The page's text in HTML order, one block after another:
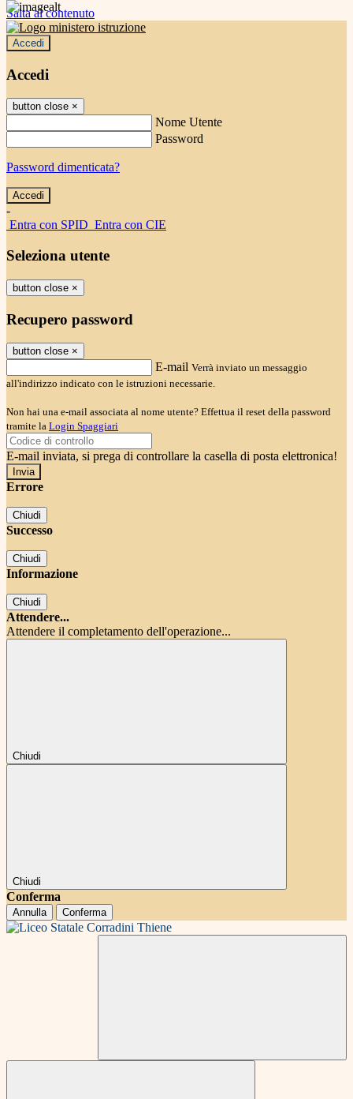
Salta al contenuto
Accedi
Accedi
button close ×
Nome Utente
Password
Password dimenticata?
-
Entra con SPID Entra con CIE
Seleziona utente
button close ×
Recupero password
button close ×
E-mail Verrà inviato un messaggio
all'indirizzo indicato con le istruzioni necessarie.
Non hai una e-mail associata al nome utente? Effettua il reset della password
tramite la Login Spaggiari
E-mail inviata, si prega di controllare la casella di posta elettronica!
Errore
Chiudi
Successo
Chiudi
Informazione
Chiudi
Attendere...
Attendere il completamento dell'operazione...
Chiudi
Chiudi
Conferma
Annulla Conferma